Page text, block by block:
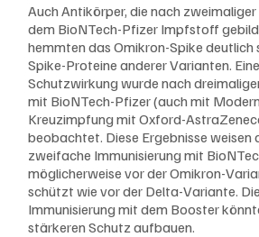
Auch Antikörper, die nach
dem BioNTech-Pfizer Impfstoff
hemmten das Omikron-Spike deutlich
Spike-Proteine anderer Varianten.
Schutzwirkung wurde nach
mit BioNTech-Pfizer (auch mit
Kreuzimpfung mit Oxford-
beobachtet. Diese Ergebnisse weisen
zweifache Immunisierung mit
möglicherweise vor der Omikron-
schützt wie vor der Delta-Variante.
Immunisierung mit dem Booster
stärkeren Schutz aufbauen.